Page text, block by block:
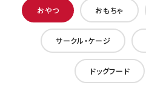
おやつ おもちゃ
サークル・ケージ
ドッグフード